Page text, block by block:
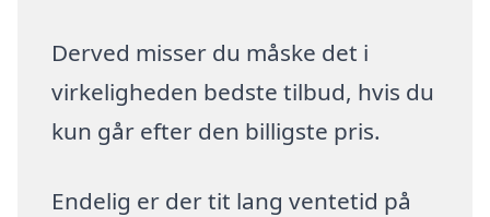
Derved misser du måske det i
virkeligheden bedste tilbud, hvis du
kun går efter den billigste pris.
Endelig er der tit lang ventetid på